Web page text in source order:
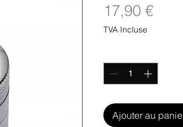
17,90 €Prix
TVA Incluse
Ajouter au